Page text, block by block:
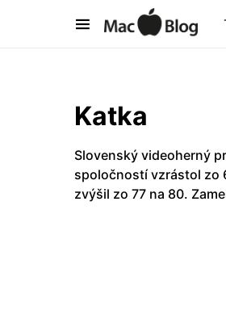
Katka
Slovenský videoherný
spoločností vzrástol zo
zvýšil zo 77 na 80.